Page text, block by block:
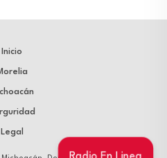
Inicio
Legal